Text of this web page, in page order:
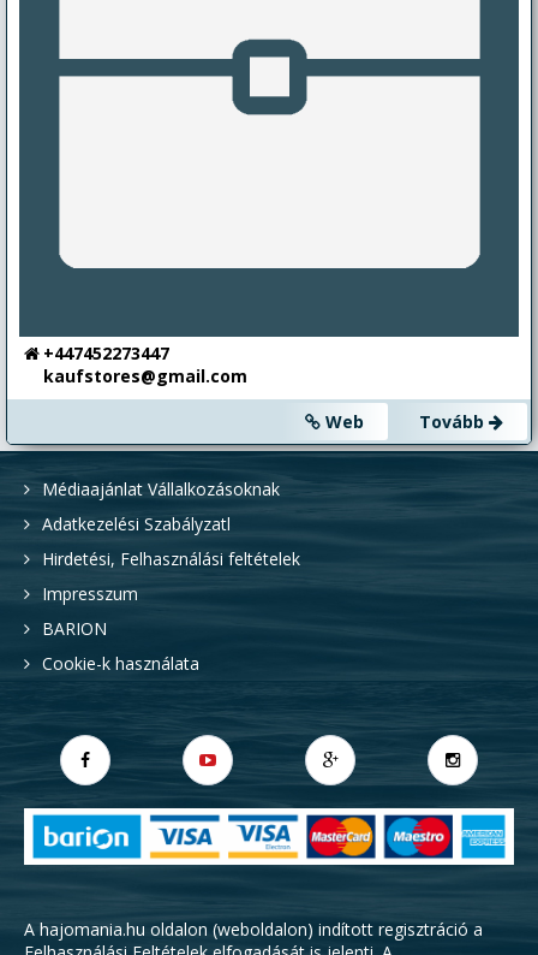
+447452273447
kaufstores@gmail.com
Web
Tovább
Médiaajánlat Vállalkozásoknak
Adatkezelési Szabályzatl
Hirdetési, Felhasználási feltételek
Impresszum
BARION
Cookie-k használata
A hajomania.hu oldalon (weboldalon) indított regisztráció a